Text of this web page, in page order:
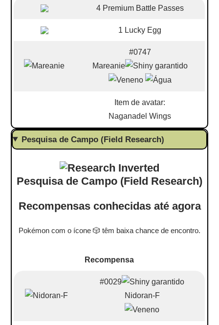
4 Premium Battle Passes
1 Lucky Egg
#0747
Mareanie
Item de avatar:
Naganadel Wings
Pesquisa de Campo (Field Research)
Pesquisa de Campo (Field Research)
Recompensas conhecidas até agora
Pokémon com o ícone 🎲 têm baixa chance de encontro.
Recompensa
#0029
Nidoran-F